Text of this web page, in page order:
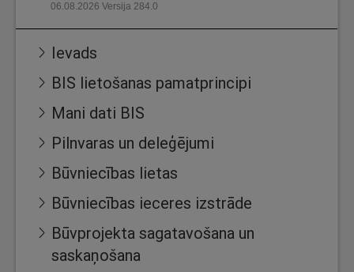
06.08.2026 Versija 284.0
Ievads
BIS lietošanas pamatprincipi
Mani dati BIS
Pilnvaras un deleģējumi
Būvniecības lietas
Būvniecības ieceres izstrāde
Būvprojekta sagatavošana un
saskaņošana